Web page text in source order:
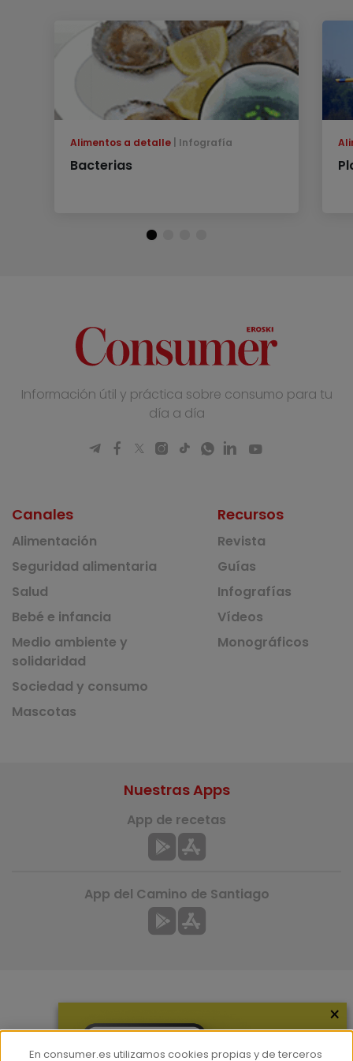
Alimentos a detalle Infografía
Bacterias
Información útil y práctica sobre consumo para tu
día a día
Canales
Alimentación
Seguridad alimentaria
Salud
Bebé e infancia
Medio ambiente y
solidaridad
Sociedad y consumo
Mascotas
Recursos
Revista
Guías
Infografías
Vídeos
Monográficos
Nuestras Apps
App de recetas
App del Camino de Santiago
×
En consumer.es utilizamos cookies propias y de terceros